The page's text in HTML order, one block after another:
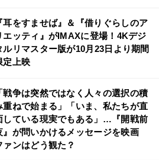
耳をすませば』＆『借りぐらしのア
エッティ』がIMAXに登場！4Kデジ
ルリマスター版が10月23日より期間
定上映
戦争は突然ではなく人々の選択の積
重ねで始まる」「いま、私たちが直
している現実でもある」…『開戦前
』が問いかけるメッセージを映画
ァンはどう観た？